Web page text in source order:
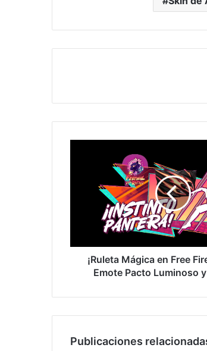
Luminoso
¡Ruleta Mágica en Free
Emote Pacto Luminoso
Publicaciones